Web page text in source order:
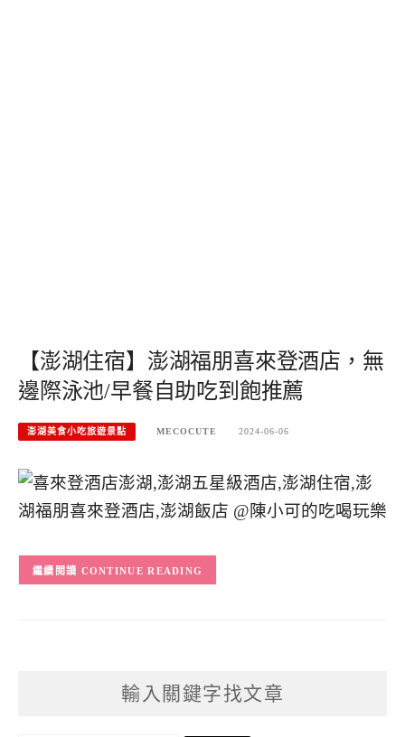
【澎湖住宿】澎湖福朋喜來登酒店，無
邊際泳池/早餐自助吃到飽推薦
澎湖美食小吃旅遊景點 MECOCUTE 2024-06-06
CONTINUE READING
輸入關鍵字找文章